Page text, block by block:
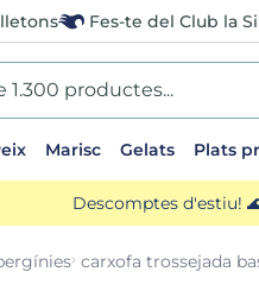
Fes-te del Club la
productes...
Marisc Gelats Plats
Descomptes d'estiu!
carxofa trossejada